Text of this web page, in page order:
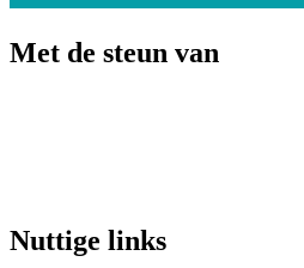
Met de steun van
Nuttige links